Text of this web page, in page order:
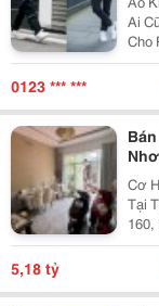
Ai
Cho
0123 *** ***
Sổ
Cơ
Tại
Cũ). Vị Trí Nhà Nằm Trong Khu Dân Cư Ổn Định, Giao
5,18 tỷ